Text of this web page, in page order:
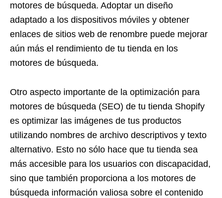
motores de búsqueda. Adoptar un diseño
adaptado a los dispositivos móviles y obtener
enlaces de sitios web de renombre puede mejorar
aún más el rendimiento de tu tienda en los
motores de búsqueda.
Otro aspecto importante de la optimización para
motores de búsqueda (SEO) de tu tienda Shopify
es optimizar las imágenes de tus productos
utilizando nombres de archivo descriptivos y texto
alternativo. Esto no sólo hace que tu tienda sea
más accesible para los usuarios con discapacidad,
sino que también proporciona a los motores de
búsqueda información valiosa sobre el contenido